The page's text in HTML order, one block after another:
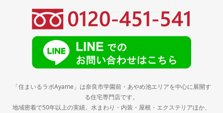
「住まいるラボAyame」は奈良市学園前・あやめ池エリアを中心に展開す
る住宅専門店です。
地域密着で50年以上の実績。水まわり・内装・屋根・エクステリアほか、